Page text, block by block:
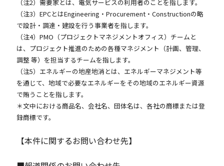
（注2）需要家とは、電気サービスの利用者のことを指します。
（注3）EPCとはEngineering・Procurement・Constructionの略
で設計・調達・建設を行う事業者を指します。
（注4）PMO（プロジェクトマネジメントオフィス）チームと
は、プロジェクト推進のための各種マネジメント（計画、管理、
調整 等）を担当するチームを指します。
（注5）エネルギーの地産地消とは、エネルギーマネジメント等
を通じて、地域で必要なエネルギーをその地域のエネルギー資源
で賄うことを指します。
＊文中における商品名、会社名、団体名は、各社の商標または登
録商標です。
【本件に関するお問い合わせ先】